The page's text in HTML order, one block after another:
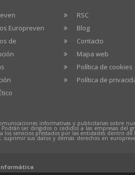
Europreven
de
RSC
Blog
Contacto
Mapa web
Política de cookies
Política de
informativas y publicitarias sobre
ser dirigidos o cedidos a las empresas
servicios prestados por las entidades dentro
sus datos y demás derechos en